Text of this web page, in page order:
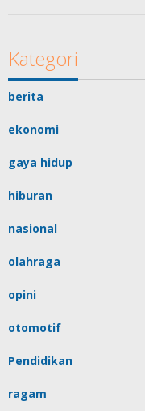
Kategori
berita
ekonomi
gaya hidup
hiburan
nasional
olahraga
opini
otomotif
Pendidikan
ragam